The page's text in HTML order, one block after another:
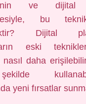
ve dijital
bu
Dijital
eski
nasıl daha
yeni fırsatlar